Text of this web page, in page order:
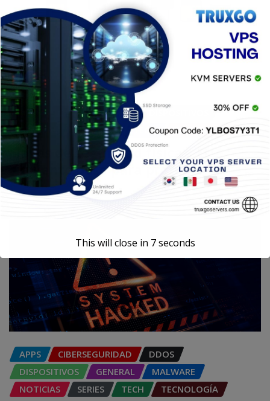
APPS CIBERSEGURIDAD
GENERAL
NOTICIAS TECH TECNOLOGÍA
Llaves de seguridad físicas: El
siguiente paso para proteger
Carlos Conde Ago 7, 2026
APPS CIBERSEGURIDAD
DDOS
DISPOSITIVOS
GENERAL
MALWARE
NOTICIAS
SERIES TECH TECNOLOGÍA
This will close in 6seconds